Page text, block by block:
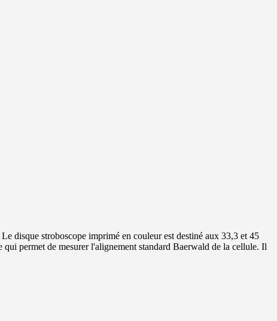
disque stroboscope imprimé en couleur est destiné aux 33,3 et 45
permet de mesurer l'alignement standard Baerwald de la cellule. Il